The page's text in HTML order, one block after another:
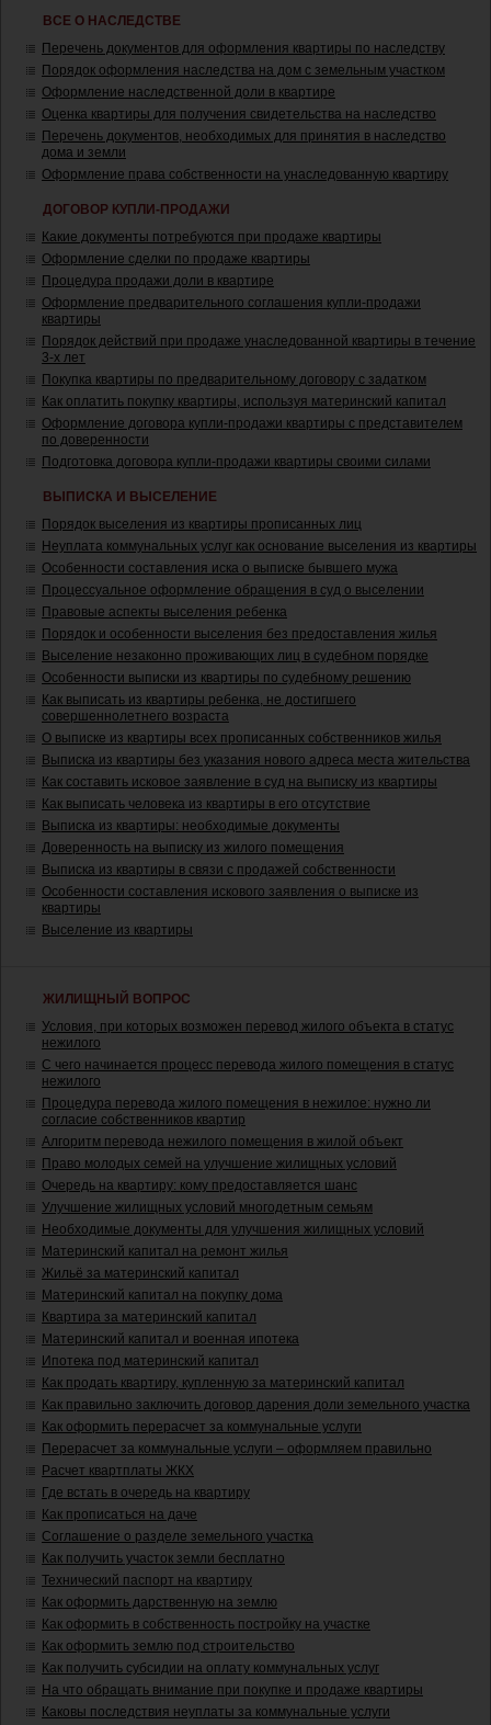
ВСЕ О НАСЛЕДСТВЕ
Перечень документов для оформления квартиры по наследству
Порядок оформления наследства на дом с земельным участком
Оформление наследственной доли в квартире
Оценка квартиры для получения свидетельства на наследство
Перечень документов, необходимых для принятия в наследство
дома и земли
Оформление права собственности на унаследованную квартиру
ДОГОВОР КУПЛИ-ПРОДАЖИ
Какие документы потребуются при продаже квартиры
Оформление сделки по продаже квартиры
Процедура продажи доли в квартире
Оформление предварительного соглашения купли-продажи
квартиры
Порядок действий при продаже унаследованной квартиры в течение
3-х лет
Покупка квартиры по предварительному договору с задатком
Как оплатить покупку квартиры, используя материнский капитал
Оформление договора купли-продажи квартиры с представителем
по доверенности
Подготовка договора купли-продажи квартиры своими силами
ВЫПИСКА И ВЫСЕЛЕНИЕ
Порядок выселения из квартиры прописанных лиц
Неуплата коммунальных услуг как основание выселения из квартиры
Особенности составления иска о выписке бывшего мужа
Процессуальное оформление обращения в суд о выселении
Правовые аспекты выселения ребенка
Порядок и особенности выселения без предоставления жилья
Выселение незаконно проживающих лиц в судебном порядке
Особенности выписки из квартиры по судебному решению
Как выписать из квартиры ребенка, не достигшего
совершеннолетнего возраста
О выписке из квартиры всех прописанных собственников жилья
Выписка из квартиры без указания нового адреса места жительства
Как составить исковое заявление в суд на выписку из квартиры
Как выписать человека из квартиры в его отсутствие
Выписка из квартиры: необходимые документы
Доверенность на выписку из жилого помещения
Выписка из квартиры в связи с продажей собственности
Особенности составления искового заявления о выписке из
квартиры
Выселение из квартиры
ЖИЛИЩНЫЙ ВОПРОС
Условия, при которых возможен перевод жилого объекта в статус
нежилого
С чего начинается процесс перевода жилого помещения в статус
нежилого
Процедура перевода жилого помещения в нежилое: нужно ли
согласие собственников квартир
Алгоритм перевода нежилого помещения в жилой объект
Право молодых семей на улучшение жилищных условий
Очередь на квартиру: кому предоставляется шанс
Улучшение жилищных условий многодетным семьям
Необходимые документы для улучшения жилищных условий
Материнский капитал на ремонт жилья
Жильё за материнский капитал
Материнский капитал на покупку дома
Квартира за материнский капитал
Материнский капитал и военная ипотека
Ипотека под материнский капитал
Как продать квартиру, купленную за материнский капитал
Как правильно заключить договор дарения доли земельного участка
Как оформить перерасчет за коммунальные услуги
Перерасчет за коммунальные услуги – оформляем правильно
Расчет квартплаты ЖКХ
Где встать в очередь на квартиру
Как прописаться на даче
Соглашение о разделе земельного участка
Как получить участок земли бесплатно
Технический паспорт на квартиру
Как оформить дарственную на землю
Как оформить в собственность постройку на участке
Как оформить землю под строительство
Как получить субсидии на оплату коммунальных услуг
На что обращать внимание при покупке и продаже квартиры
Каковы последствия неуплаты за коммунальные услуги